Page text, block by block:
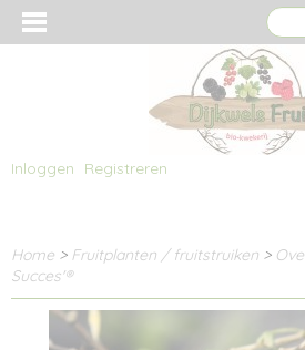
Inloggen Registreren
Home > Fruitplanten / fruitstruiken >
Succes'®